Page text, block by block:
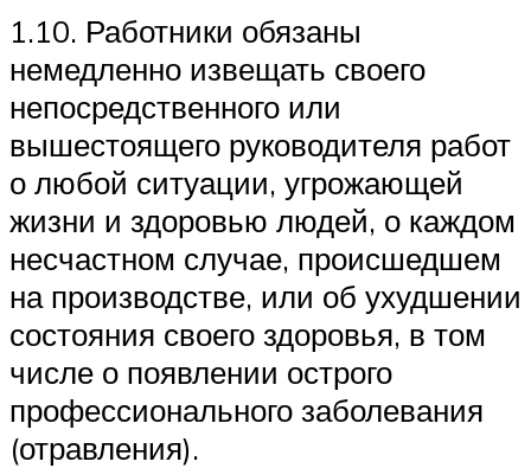
1.10. Работники обязаны
немедленно извещать своего
непосредственного или
вышестоящего руководителя работ
о любой ситуации, угрожающей
жизни и здоровью людей, о каждом
несчастном случае, происшедшем
на производстве, или об ухудшении
состояния своего здоровья, в том
числе о появлении острого
профессионального заболевания
(отравления).